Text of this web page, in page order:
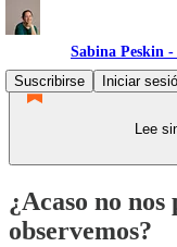
Sabina Peskin -
Suscribirse
Iniciar
Lee
¿Acaso no
observemos?